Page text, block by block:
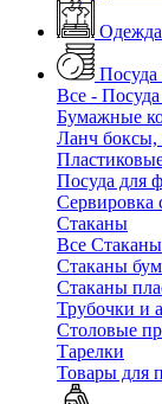
Одежда
Посуда
Все - Посуда
Бумажные
Ланч
Посуда для
Сервировка
Стаканы
Все Стаканы
Стаканы
Стаканы
Трубочки и
Столовые
Тарелки
Товары для